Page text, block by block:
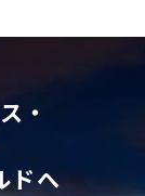
・
ドへ